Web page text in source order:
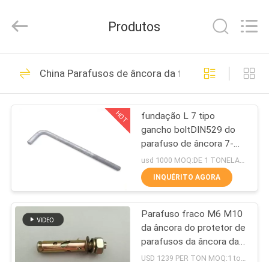
CASA
PRODUTOS
SOBRE
EXCURSÃO
FÁBRICA
AND
EXPORT
All
Reserved.
Parafusos de
âncora do metal
86
Parafusos de
âncora da fixação
36
Produtos
China Parafusos de âncora da fixação
HOT
fundação L 7 tipo
gancho boltDIN529 do
parafuso de âncora 7-
shaped da âncora do
direito-ângulo do
parafuso
usd 1000 MOQ:DE 1 TONELADAS
INQUÉRITO AGORA
Parafuso fraco M6 M10
da âncora do protetor de
parafusos da âncora da
fixação do aço carbono